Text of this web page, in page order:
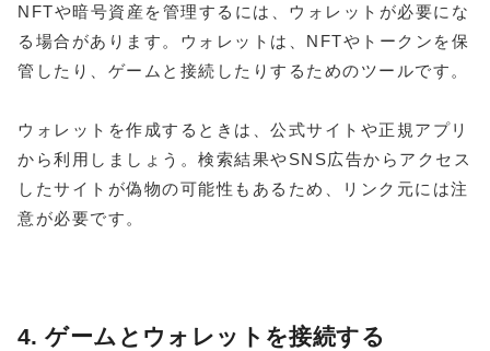
NFTや暗号資産を管理するには、ウォレットが必要にな
る場合があります。ウォレットは、NFTやトークンを保
管したり、ゲームと接続したりするためのツールです。
ウォレットを作成するときは、公式サイトや正規アプリ
から利用しましょう。検索結果やSNS広告からアクセス
したサイトが偽物の可能性もあるため、リンク元には注
意が必要です。
4. ゲームとウォレットを接続する